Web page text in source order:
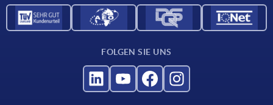
FOLGEN SIE UNS